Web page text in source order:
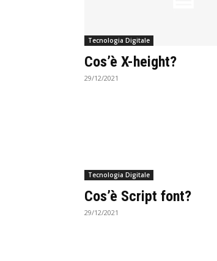
Tecnologia Digitale
Cos’è X-height?
29/12/2021
Tecnologia Digitale
Cos’è Script font?
29/12/2021